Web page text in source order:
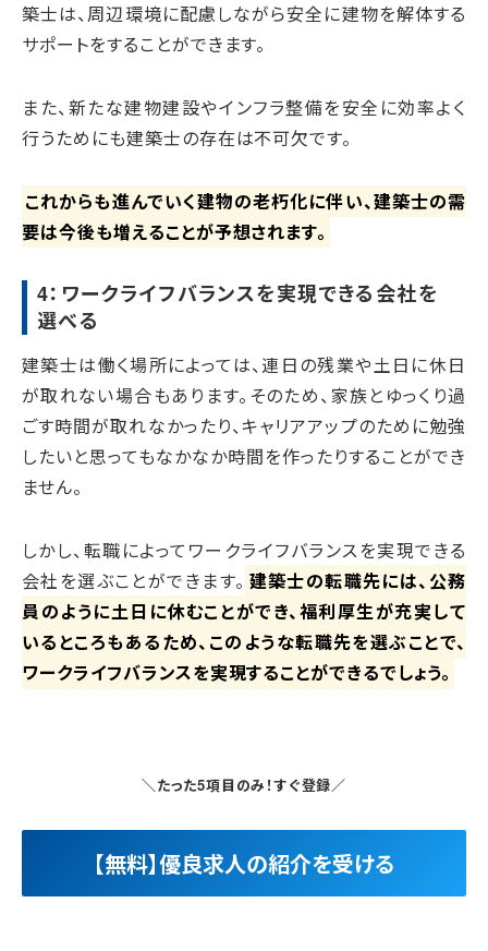
築士は、周辺環境に配慮しながら安全に建物を解体する
サポートをすることができます。
また、新たな建物建設やインフラ整備を安全に効率よく
行うためにも建築士の存在は不可欠です。
これからも進んでいく建物の老朽化に伴い、建築士の需
要は今後も増えることが予想されます。
4：ワークライフバランスを実現できる会社を
選べる
建築士は働く場所によっては、連日の残業や土日に休日
が取れない場合もあります。そのため、家族とゆっくり過
ごす時間が取れなかったり、キャリアアップのために勉強
したいと思ってもなかなか時間を作ったりすることができ
ません。
しかし、転職によってワークライフバランスを実現できる
会社を選ぶことができます。 建築士の転職先には、公務
員のように土日に休むことができ、福利厚生が充実して
いるところもあるため、このような転職先を選ぶことで、
ワークライフバランスを実現することができるでしょう。
＼たった5項目のみ！すぐ登録／
【無料】優良求人の紹介を受ける